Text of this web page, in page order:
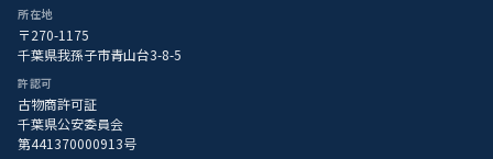
所在地
〒270-1175
千葉県我孫子市青山台3-8-5
許認可
古物商許可証
千葉県公安委員会
第441370000913号